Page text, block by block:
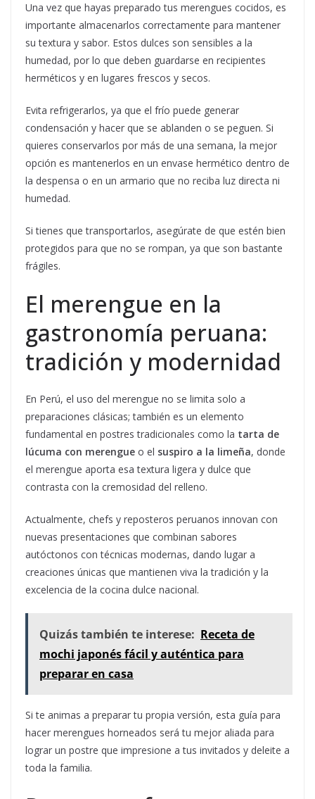
Una vez que hayas preparado tus merengues cocidos, es
importante almacenarlos correctamente para mantener
su textura y sabor. Estos dulces son sensibles a la
humedad, por lo que deben guardarse en recipientes
herméticos y en lugares frescos y secos.
Evita refrigerarlos, ya que el frío puede generar
condensación y hacer que se ablanden o se peguen. Si
quieres conservarlos por más de una semana, la mejor
opción es mantenerlos en un envase hermético dentro de
la despensa o en un armario que no reciba luz directa ni
humedad.
Si tienes que transportarlos, asegúrate de que estén bien
protegidos para que no se rompan, ya que son bastante
frágiles.
El merengue en la
gastronomía peruana:
tradición y modernidad
En Perú, el uso del merengue no se limita solo a
preparaciones clásicas; también es un elemento
fundamental en postres tradicionales como la tarta de
lúcuma con merengue o el suspiro a la limeña, donde
el merengue aporta esa textura ligera y dulce que
contrasta con la cremosidad del relleno.
Actualmente, chefs y reposteros peruanos innovan con
nuevas presentaciones que combinan sabores
autóctonos con técnicas modernas, dando lugar a
creaciones únicas que mantienen viva la tradición y la
excelencia de la cocina dulce nacional.
Quizás también te interese: Receta de
mochi japonés fácil y auténtica para
preparar en casa
Si te animas a preparar tu propia versión, esta guía para
hacer merengues horneados será tu mejor aliada para
lograr un postre que impresione a tus invitados y deleite a
toda la familia.